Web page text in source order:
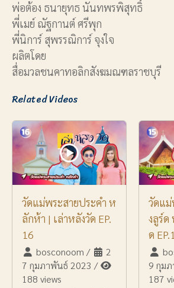
พ่อต้อง ธนายุทธ นันทพรพิสุทธิ์
พี่เมย์ ณัฐกานต์ ศรีพุก
พี่นิการ์ สุพรรณิการ์ จุงใจ
ผลิตโดย
สื่อมวลชนคาทอลิกสังฆมณฑลราชบุรี
Related Videos
วัดแม่พระสายประคำ ห
ลักห้า | เล่าหลังวัด EP.
16
bosconoom /
2
7 กุมภาพันธ์ 2023 /
188 views
วัดแ
งลูร์ด
ด
9 กุม
187